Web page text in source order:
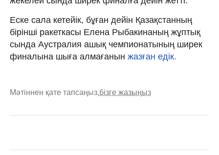
Еске сала кетейік, бұған дейін Қазақстанның
бірінші ракеткасы Елена Рыбакинаның жұптық
сында Аустралия ашық чемпионатының ширек
финалына шыға алмағанын жазған едік.
Мәтіннен қате тапсаңыз,бізге жазыңыз